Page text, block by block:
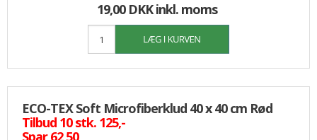
19,00 DKKinkl. moms
ECO-TEX Soft Microfiberklud 40 x 40 cm Rød
Tilbud 10 stk. 125,-
Spar 62,50